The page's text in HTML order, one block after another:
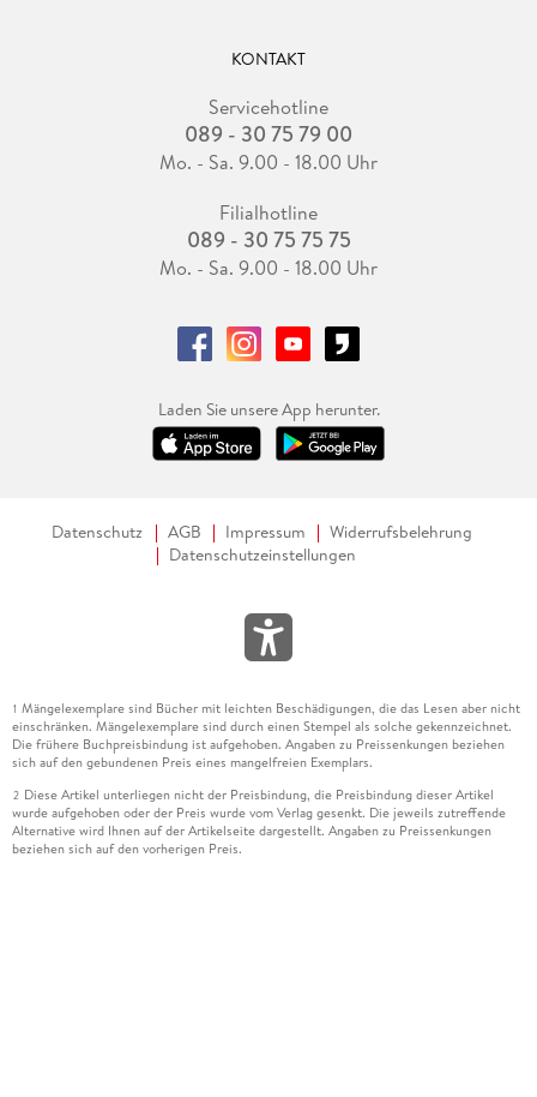
KONTAKT
Servicehotline
089 - 30 75 79 00
Mo. - Sa. 9.00 - 18.00 Uhr
Filialhotline
089 - 30 75 75 75
Mo. - Sa. 9.00 - 18.00 Uhr
Laden Sie unsere App herunter.
Datenschutz AGB Impressum
Widerrufsbelehrung
Datenschutzeinstellungen
1 Mängelexemplare sind Bücher mit leichten Beschädigungen, die das Lesen aber nicht
einschränken. Mängelexemplare sind durch einen Stempel als solche gekennzeichnet.
Die frühere Buchpreisbindung ist aufgehoben. Angaben zu Preissenkungen beziehen
sich auf den gebundenen Preis eines mangelfreien Exemplars.
2 Diese Artikel unterliegen nicht der Preisbindung, die Preisbindung dieser Artikel
wurde aufgehoben oder der Preis wurde vom Verlag gesenkt. Die jeweils zutreffende
Alternative wird Ihnen auf der Artikelseite dargestellt. Angaben zu Preissenkungen
beziehen sich auf den vorherigen Preis.